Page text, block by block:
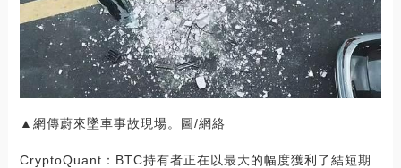
▲網傳蔚來墜車事故現場。圖/網絡
CryptoQuant：BTC持有者正在以最大的幅度獲利了結短期